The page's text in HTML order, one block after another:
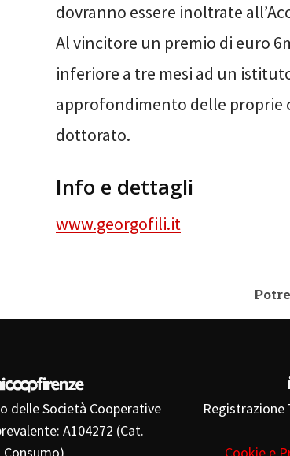
dovranno essere inoltrate
Al vincitore un premio di euro
inferiore a tre mesi ad un
approfondimento delle proprie
dottorato.
Info e dettagli
www.georgofili.it
delle Società Cooperative
A104272 (Cat.
Registrazione